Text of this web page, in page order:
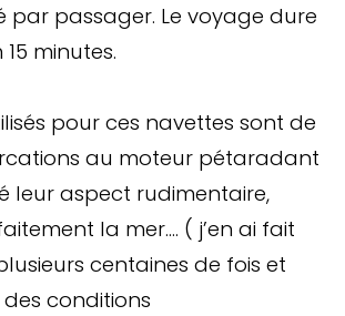
par passager. Le voyage dure
minutes.
pour ces navettes sont de
au moteur pétaradant
leur aspect rudimentaire,
la mer…. ( j’en ai fait
centaines de fois et
conditions